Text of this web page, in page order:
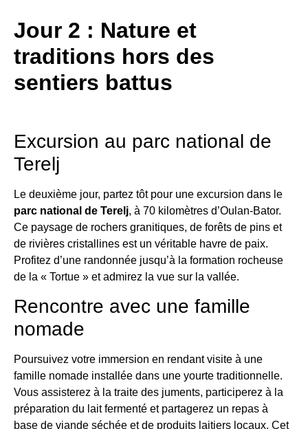
Jour 2 : Nature et
traditions hors des
sentiers battus
Excursion au parc national de
Terelj
Le deuxième jour, partez tôt pour une excursion dans le
parc national de Terelj, à 70 kilomètres d’Oulan-Bator.
Ce paysage de rochers granitiques, de forêts de pins et
de rivières cristallines est un véritable havre de paix.
Profitez d’une randonnée jusqu’à la formation rocheuse
de la « Tortue » et admirez la vue sur la vallée.
Rencontre avec une famille
nomade
Poursuivez votre immersion en rendant visite à une
famille nomade installée dans une yourte traditionnelle.
Vous assisterez à la traite des juments, participerez à la
préparation du lait fermenté et partagerez un repas à
base de viande séchée et de produits laitiers locaux. Cet